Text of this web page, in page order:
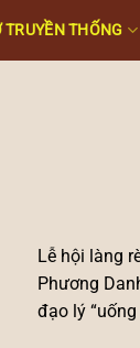
THỐNG
Lễ hội làng
Phương
đạo lý